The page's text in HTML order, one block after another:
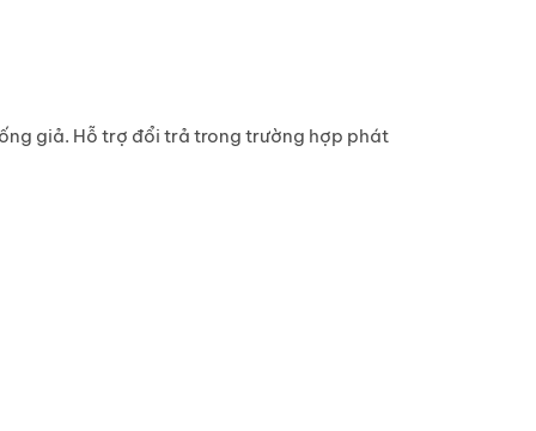
giả. Hỗ trợ đổi trả trong trường hợp phát